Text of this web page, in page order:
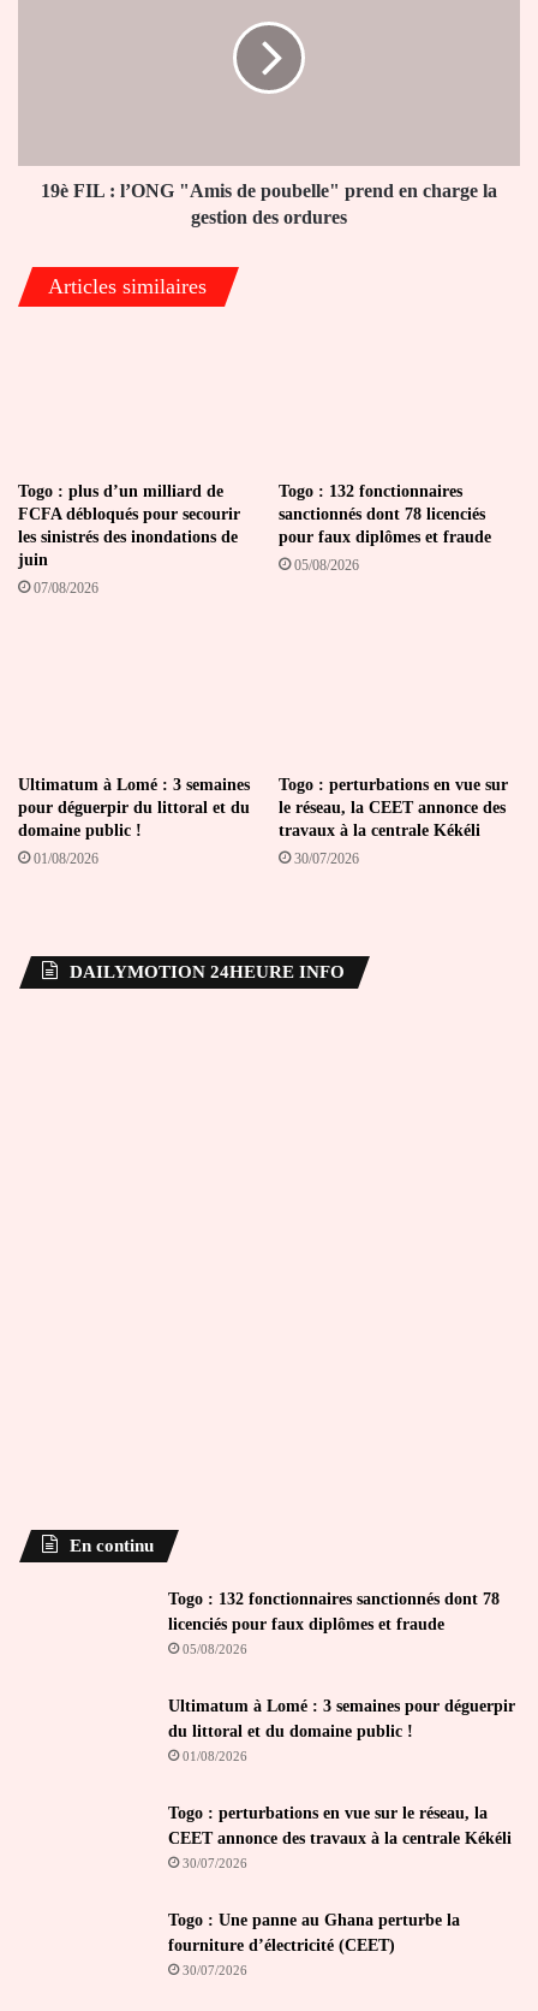
en
charge
des
ordures
19è FIL : l’ONG "Amis de poubelle" prend en charge la
gestion des ordures
Articles similaires
Togo : plus d’un milliard de
FCFA débloqués pour secourir
les sinistrés des inondations de
juin
07/08/2026
Togo : 132 fonctionnaires
sanctionnés dont 78 licenciés
pour faux diplômes et fraude
05/08/2026
Ultimatum à Lomé : 3 semaines
pour déguerpir du littoral et du
domaine public !
01/08/2026
Togo : perturbations en vue sur
le réseau, la CEET annonce des
travaux à la centrale Kékéli
30/07/2026
DAILYMOTION 24HEURE INFO
En continu
Togo : 132 fonctionnaires sanctionnés dont 78
licenciés pour faux diplômes et fraude
05/08/2026
Ultimatum à Lomé : 3 semaines pour déguerpir
du littoral et du domaine public !
01/08/2026
Togo : perturbations en vue sur le réseau, la
CEET annonce des travaux à la centrale Kékéli
30/07/2026
Togo : Une panne au Ghana perturbe la
fourniture d’électricité (CEET)
30/07/2026